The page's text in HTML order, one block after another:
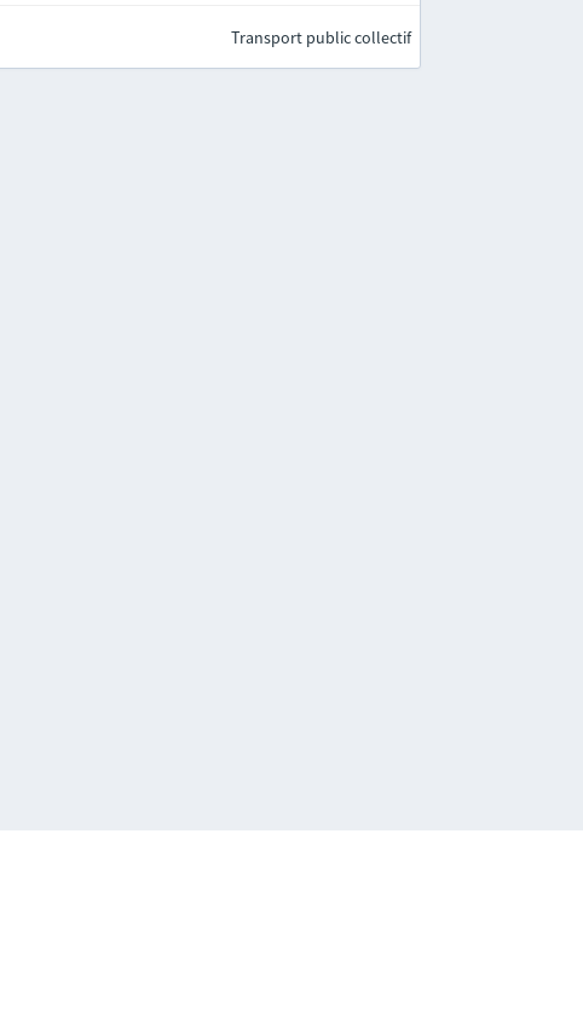
Transport public collectif